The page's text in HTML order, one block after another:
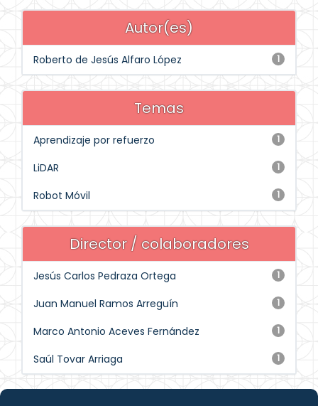
Autor(es)
1
Roberto de Jesús Alfaro López
Temas
1
Aprendizaje por refuerzo
1
LiDAR
1
Robot Móvil
Director / colaboradores
1
Jesús Carlos Pedraza Ortega
1
Juan Manuel Ramos Arreguín
1
Marco Antonio Aceves Fernández
1
Saúl Tovar Arriaga